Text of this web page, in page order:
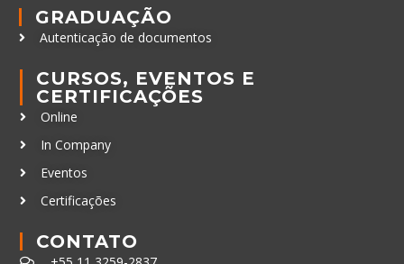
GRADUAÇÃO
Autenticação de documentos
CURSOS, EVENTOS E
CERTIFICAÇÕES
Online
In Company
Eventos
Certificações
CONTATO